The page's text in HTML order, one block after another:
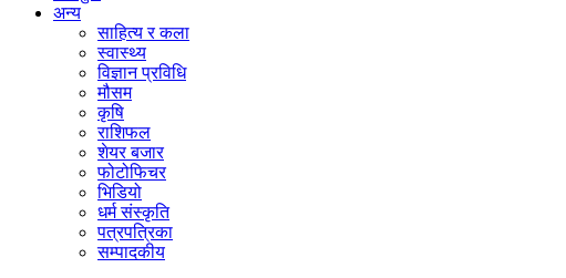
अन्य
साहित्य र कला
स्वास्थ्य
विज्ञान प्रविधि
मौसम
कृषि
राशिफल
शेयर बजार
फोटोफिचर
भिडियो
धर्म संस्कृति
पत्रपत्रिका
सम्पादकीय